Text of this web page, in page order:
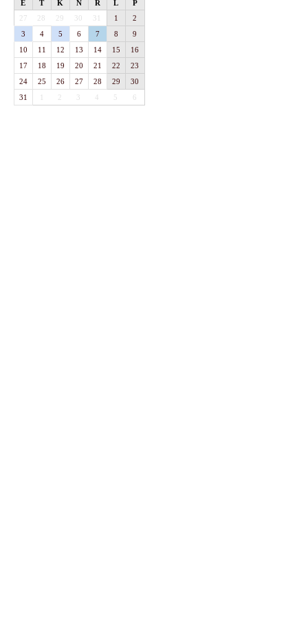
E T K N R L
P
27
28 29 30 31 1
2
3
4 5 6 7 8
9
10
11 12 13 14 15
16
17
18 19 20 21 22
23
24
25 26 27 28 29
30
31
1 3 4 5 6